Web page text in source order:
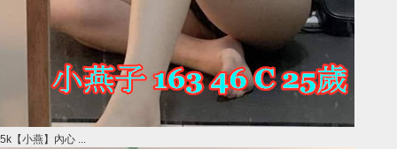
5k【小燕】內心 ...